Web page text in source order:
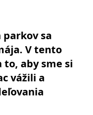
parkov sa
V tento
aby sme si
vážili a